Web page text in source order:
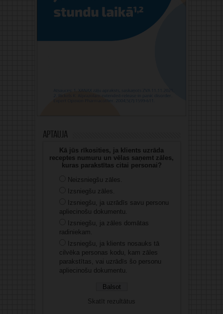
Aptauja
Kā jūs rīkosities, ja klients uzrāda
receptes numuru un vēlas saņemt zāles,
kuras parakstītas citai personai?
Neizsniegšu zāles.
Izsniegšu zāles.
Izsniegšu, ja uzrādīs savu personu
apliecinošu dokumentu.
Izsniegšu, ja zāles domātas
radiniekam.
Izsniegšu, ja klients nosauks tā
cilvēka personas kodu, kam zāles
parakstītas, vai uzrādīs šo personu
apliecinošu dokumentu.
Skatīt rezultātus